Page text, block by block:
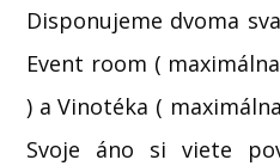
Disponujeme dvoma
Event room (
) a Vinotéka (
Svoje áno si viete